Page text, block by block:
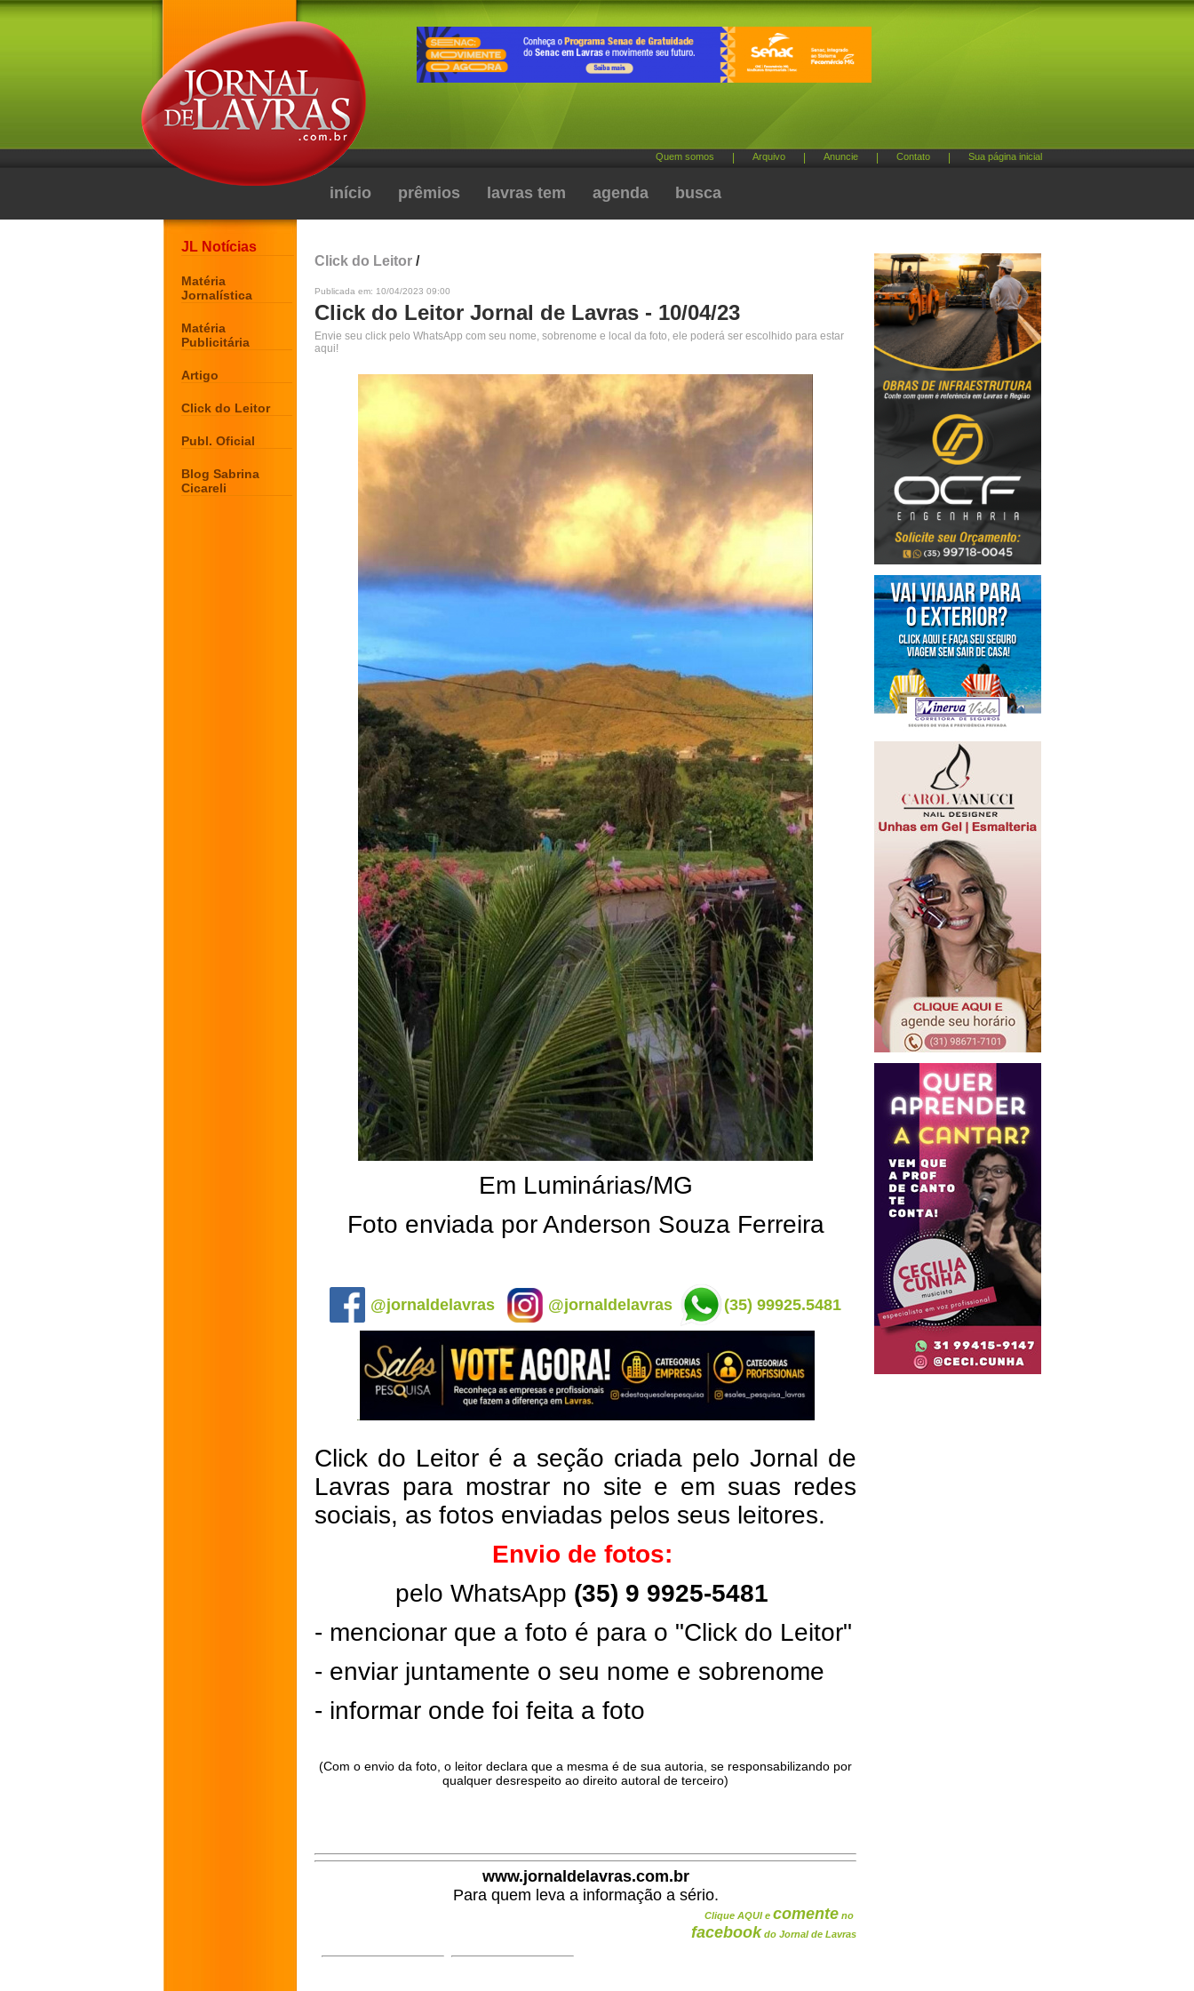
Quem somos Arquivo Anuncie Contato Sua página inicial
início prêmios lavras tem agenda busca
JL Notícias
Matéria
Jornalística
Matéria
Publicitária
Artigo
Click do Leitor
Publ. Oficial
Blog Sabrina
Cicareli
Click do Leitor /
Publicada em: 10/04/2023 09:00
Click do Leitor Jornal de Lavras - 10/04/23
Envie seu click pelo WhatsApp com seu nome, sobrenome e local da foto, ele poderá ser escolhido para estar
aqui!
Em Luminárias/MG
Foto enviada por Anderson Souza Ferreira
@jornaldelavras @jornaldelavras (35) 99925.5481
Click do Leitor é a seção criada pelo Jornal de
Lavras para mostrar no site e em suas redes
sociais, as fotos enviadas pelos seus leitores.
Envio de fotos:
pelo WhatsApp (35) 9 9925-5481
- mencionar que a foto é para o "Click do Leitor"
- enviar juntamente o seu nome e sobrenome
- informar onde foi feita a foto
(Com o envio da foto, o leitor declara que a mesma é de sua autoria, se responsabilizando por
qualquer desrespeito ao direito autoral de terceiro)
www.jornaldelavras.com.br
Para quem leva a informação a sério.
Clique AQUI e comente no
facebook do Jornal de Lavras